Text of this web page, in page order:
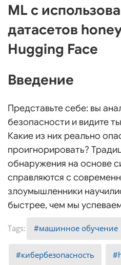
ML с
датасетов
Hugging Face
Введение
Представьте себе: вы
безопасности и видите
Какие из них реально
проигнорировать?
обнаружения на основе
справляются с
злоумышленники
быстрее, чем мы
машинное обучение
кибербезопасность